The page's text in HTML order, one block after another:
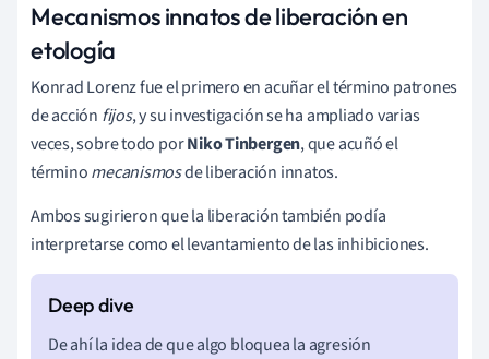
Mecanismos innatos de liberación en
etología
Konrad Lorenz fue el primero en acuñar el término patrones
de acción fijos, y su investigación se ha ampliado varias
veces, sobre todo porNiko Tinbergen, que acuñó el
términomecanismosde liberación innatos.
Ambos sugirieron que la liberación también podía
interpretarse como el levantamiento de las inhibiciones.
De ahí la idea de que algo bloquea la agresión